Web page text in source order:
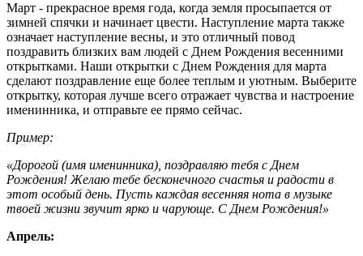
Март - прекрасное время года, когда земля просыпается от
зимней спячки и начинает цвести. Наступление марта также
означает наступление весны, и это отличный повод
поздравить близких вам людей с Днем Рождения весенними
открытками. Наши открытки с Днем Рождения для марта
сделают поздравление еще более теплым и уютным. Выберите
открытку, которая лучше всего отражает чувства и настроение
именинника, и отправьте ее прямо сейчас.
Пример:
«Дорогой (имя именинника), поздравляю тебя с Днем
Рождения! Желаю тебе бесконечного счастья и радости в
этот особый день. Пусть каждая весенняя нота в музыке
твоей жизни звучит ярко и чарующе. С Днем Рождения!»
Апрель: